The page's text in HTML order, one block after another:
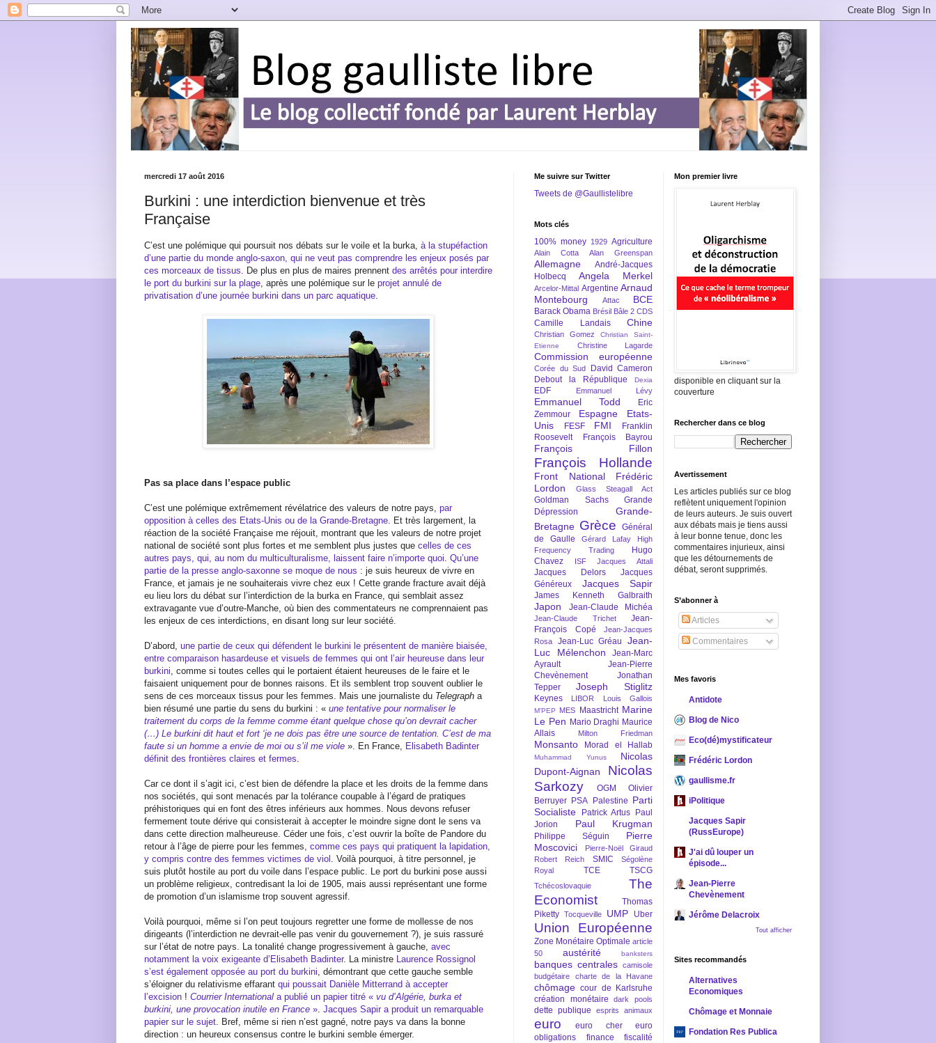
mercredi 17 août 2016
Burkini : une interdiction bienvenue et très
Française
C’est une polémique qui poursuit nos débats sur le voile et la burka, à la stupéfaction
d’une partie du monde anglo-saxon, qui ne veut pas comprendre les enjeux posés par
ces morceaux de tissus . De plus en plus de maires prennent des arrêtés pour interdire
le port du burkini sur la plage , après une polémique sur le projet annulé de
privatisation d’une journée burkini dans un parc aquatique
Pas sa place dans l’espace public
C’est une polémique extrêmement révélatrice des valeurs de notre pays, par
opposition à celles des Etats-Unis ou de la Grande-Bretagne . Et très largement, la
réaction de la société Française me réjouit, montrant que les valeurs de notre projet
national de société sont plus fortes et me semblent plus justes que celles de ces
autres pays, qui, au nom du multiculturalisme, laissent faire n’importe quoi Qu’une
partie de la presse anglo-saxonne se moque de nous : je suis heureux de vivre en
France, et jamais je ne souhaiterais vivre chez eux ! Cette grande fracture avait déjà
eu lieu lors du débat sur l’interdiction de la burka en France, qui semblait assez
extravagante vue d’outre-Manche, où bien des commentateurs ne comprennaient pas
les enjeux de ces interdictions, en disant long sur leur société.
D’abord, une partie de ceux qui défendent le burkini le présentent de manière biaisée,
entre comparaison hasardeuse et visuels de femmes qui ont l’air heureuse dans leur
burkini , comme si toutes celles qui le portaient étaient heureuses de le faire et le
faisaient uniquement pour de bonnes raisons. Et ils semblent trop souvent oublier le
sens de ces morceaux tissus pour les femmes. Mais une journaliste du Telegraph a
bien résumé une partie du sens du burkini : « une tentative pour normaliser le
traitement du corps de la femme comme étant quelque chose qu’on devrait cacher
(…) Le burkini dit haut et fort ‘je ne dois pas être une source de tentation. C’est de ma
faute si un homme a envie de moi ou s’il me viole ». En France, Elisabeth Badinter
définit des frontières claires et fermes
Car ce dont il s’agit ici, c’est bien de défendre la place et les droits de la femme dans
nos sociétés, qui sont menacés par la tolérance coupable à l’égard de pratiques
préhistoriques qui en font des êtres inférieurs aux hommes. Nous devons refuser
fermement toute dérive qui consisterait à accepter le moindre signe dont le sens va
dans cette direction malheureuse. Céder une fois, c’est ouvrir la boîte de Pandore du
retour à l’âge de pierre pour les femmes, comme ces pays qui pratiquent la lapidation,
y compris contre des femmes victimes de viol . Voilà pourquoi, à titre personnel, je
suis plutôt hostile au port du voile dans l’espace public. Le port du burkini pose aussi
un problème religieux, contredisant la loi de 1905, mais aussi représentant une forme
de promotion d’un islamisme trop souvent agressif.
Voilà pourquoi, même si l’on peut toujours regretter une forme de mollesse de nos
dirigeants (l’interdiction ne devrait-elle pas venir du gouvernement ?), je suis rassuré
sur l’état de notre pays. La tonalité change progressivement à gauche, avec
notamment la voix exigeante d’Elisabeth Badinter. La ministre Laurence Rossignol
s’est également opposée au port du burkini , démontrant que cette gauche semble
s’éloigner du relativisme effarant qui poussait Danièle Mitterrand à accepter
l’excision ! Courrier International a publié un papier titré « vu d’Algérie, burka et
burkini, une provocation inutile en France » Jacques Sapir a produit un remarquable
papier sur le sujet . Bref, même si rien n’est gagné, notre pays va dans la bonne
direction : un heureux consensus contre le burkini semble émerger.
Me suivre sur Twitter
Tweets de @Gaullistelibre
Mots clés
100% money 1929 Agriculture
Alain Cotta Alan Greenspan
Allemagne
André-Jacques
Holbecq
Angela Merkel
Arcelor-Mittal Argentine Arnaud
Montebourg
Attac BCE
Barack Obama Brésil Bâle 2 CDS
Camille Landais Chine
Christian Gomez
Christian Saint-
Etienne
Christine Lagarde
Commission européenne
Corée du Sud
David Cameron
Debout la République
Dexia
EDF Emmanuel Lévy
Emmanuel Todd
Eric
Zemmour
Espagne
Etats-
Unis
FESF FMI
Franklin
Roosevelt
François Bayrou
François Fillon
François Hollande
Front National
Frédéric
Lordon
Glass Steagall Act
Goldman Sachs
Grande
Dépression
Grande-
Bretagne Grèce
Général
de Gaulle
Gérard Lafay
High
Frequency Trading
Hugo
Chavez
ISF Jacques Attali
Jacques Delors
Jacques
Généreux
Jacques Sapir
James Kenneth Galbraith
Japon Jean-Claude Michéa
Jean-Claude Trichet
Jean-
François Copé
Jean-Jacques
Rosa
Jean-Luc Gréau
Jean-
Luc Mélenchon
Jean-Marc
Ayrault
Jean-Pierre
Chevènement
Jonathan
Tepper
Joseph Stiglitz
Keynes LIBOR Louis Gallois
M'PEP MES Maastricht Marine
Le Pen Mario Draghi Maurice
Allais
Milton Friedman
Monsanto Morad el Hallab
Muhammad Yunus
Nicolas
Dupont-Aignan
Nicolas
Sarkozy
OGM
Olivier
Berruyer PSA Palestine Parti
Socialiste
Patrick Artus
Paul
Jorion
Paul Krugman
Philippe Séguin
Pierre
Moscovici
Pierre-Noël Giraud
Robert Reich
SMIC
Ségolène
Royal
TCE TSCG
Tchécoslovaquie
The
Economist
Thomas
Piketty Tocqueville UMP Uber
Union Européenne
Zone Monétaire Optimale article
50
austérité banksters
banques centrales camisole
budgétaire
charte de la Havane
chômage cour de Karlsruhe
création monétaire
dark pools
dette publique esprits animaux
euro euro cher
euro
obligations
finance fiscalité
Mon premier livre
disponible en cliquant sur la
couverture
Rechercher dans ce blog
Avertissement
Les articles publiés sur ce blog
reflètent uniquement l'opinion
de leurs auteurs. Je suis ouvert
aux débats mais je tiens aussi
à leur bonne tenue, donc les
commentaires injurieux, ainsi
que les détournements de
débat, seront supprimés.
S’abonner à
Articles
Commentaires
Mes favoris
Antidote
Blog de Nico
Eco(dé)mystificateur
Frédéric Lordon
gaullisme.fr
iPolitique
Jacques Sapir
(RussEurope)
J'ai dû louper un
épisode...
Jean-Pierre
Chevènement
Jérôme Delacroix
Tout afficher
Sites recommandés
Alternatives
Economiques
Chômage et Monnaie
Fondation Res Publica